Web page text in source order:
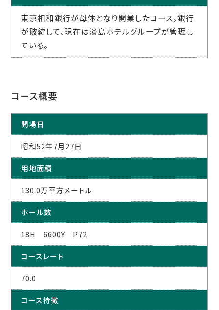
東京相和銀行が母体となり開業したコース。銀行
が破綻して、現在は淡島ホテルグループが管理し
ている。
コース概要
開場日
昭和52年7月27日
用地面積
130.0万平方メートル
ホール数
18H 6600Y P72
コースレート
70.0
コース特徴